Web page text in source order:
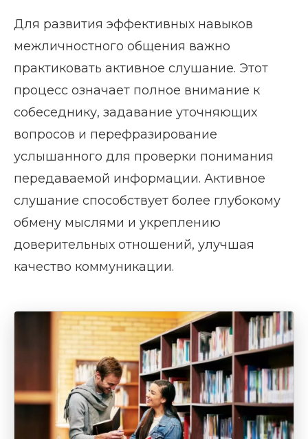
Для развития эффективных навыков
межличностного общения важно
практиковать активное слушание. Этот
процесс означает полное внимание к
собеседнику, задавание уточняющих
вопросов и перефразирование
услышанного для проверки понимания
передаваемой информации. Активное
слушание способствует более глубокому
обмену мыслями и укреплению
доверительных отношений, улучшая
качество коммуникации.